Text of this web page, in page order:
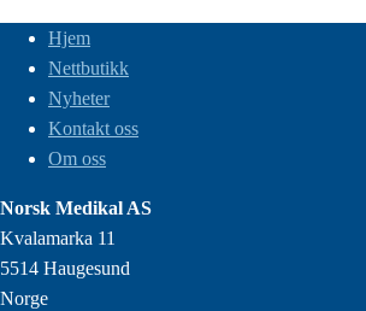
Hjem
Nettbutikk
Nyheter
Kontakt oss
Om oss
Norsk Medikal AS
Kvalamarka 11
5514 Haugesund
Norge